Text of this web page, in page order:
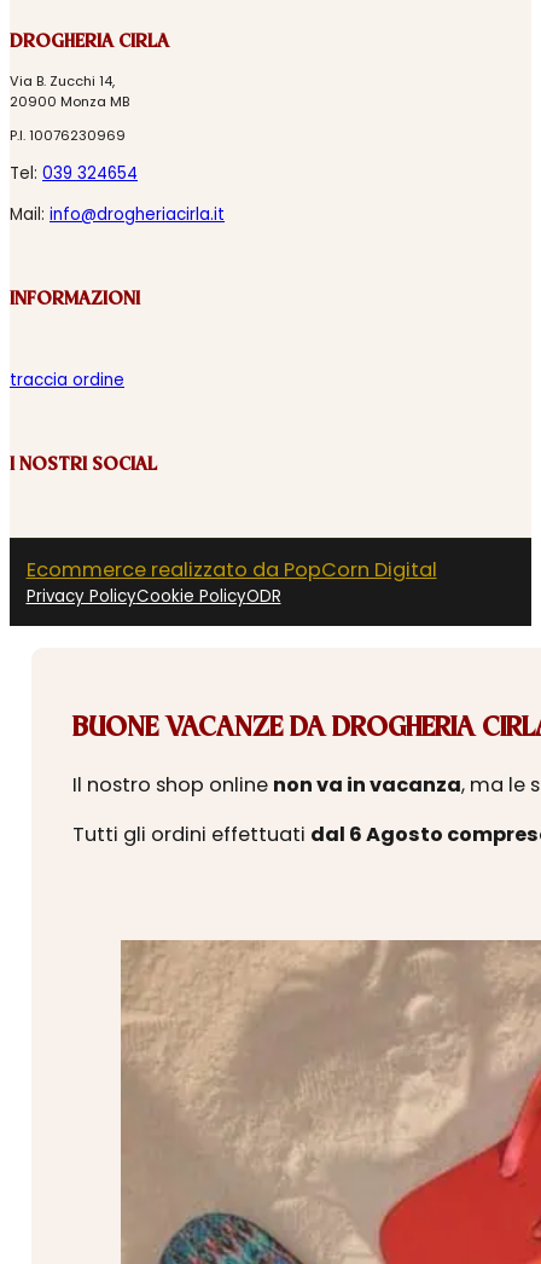
DROGHERIA CIRLA
Via B. Zucchi 14,
20900 Monza MB
P.I. 10076230969
Tel: 039 324654
Mail: info@drogheriacirla.it
INFORMAZIONI
traccia ordine
I NOSTRI SOCIAL
Ecommerce realizzato da PopCorn Digital
Privacy PolicyCookie PolicyODR
BUONE VACANZE DA DROGHERIA
Il nostro shop online non va in vacanza, ma le
Tutti gli ordini effettuati dal 6 Agosto